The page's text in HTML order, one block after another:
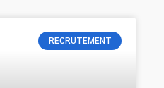
RECRUTEMENT